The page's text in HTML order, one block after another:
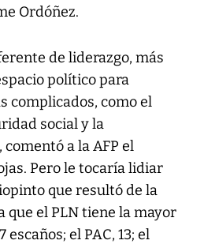
Ordóñez.
de liderazgo, más
político para
complicados, como el
social y la
a la AFP el
Pero le tocaría lidiar
que resultó de la
que el PLN tiene la mayor
escaños; el PAC, 13; el